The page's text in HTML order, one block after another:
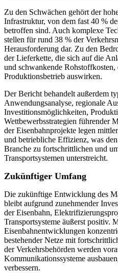
Zu den Schwächen gehört der
Infrastruktur, von dem fast 40 %
betroffen sind. Auch komplexe
stellen für rund 38 % der
Herausforderung dar. Zu den
der Lieferkette, die sich auf die
und schwankende Rohstoffkosten,
Produktionsbetrieb auswirken.
Der Bericht behandelt außerdem
Anwendungsanalyse, regionale
Investitionsmöglichkeiten,
Wettbewerbsstrategien führender
der Eisenbahnprojekte legen
und betriebliche Effizienz, was
Branche zu fortschrittlichen und
Transportsystemen unterstreicht.
Zukünftiger Umfang
Die zukünftige Entwicklung des
bleibt aufgrund zunehmender
der Eisenbahn,
Transportsysteme äußerst positiv.
Eisenbahnentwicklungen
bestehender Netze mit
der Verkehrsbehörden werden
Kommunikationssysteme
verbessern.